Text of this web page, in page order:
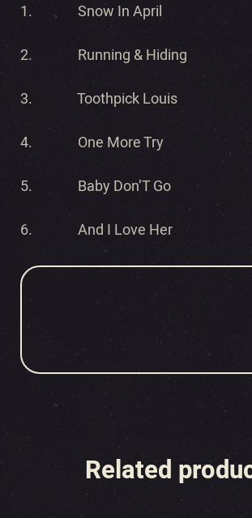
1.
Snow In April
2.
Running & Hiding
3.
Toothpick Louis
4.
One More Try
5.
Baby Don’T Go
6.
And I Love Her
Related